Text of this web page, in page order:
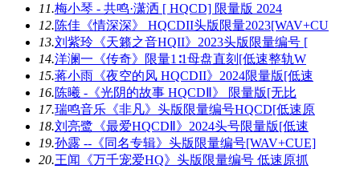
11.梅小琴 - 共鸣·潇洒 [ HQCD] 限量版 2024
12.陈佳《情深深》 HQCDII头版限量2023[WAV+CU
13.刘紫玲《天籁之音HQII》2023头版限量编号 [
14.洋澜一《传奇》限量1∶1母盘直刻[低速整轨W
15.蒋小雨《夜空的风 HQCDII》2024限量版[低速
16.陈曦 -《光阴的故事 HQCDⅡ》 限量版[无比
17.瑞鸣音乐《非凡》头版限量编号HQCD[低速原
18.刘亮鹭《最爱HQCDⅡ》2024头号限量版[低速
19.孙露 --《同名专辑》头版限量编号[WAV+CUE]
20.王闻《万千宠爱HQ》头版限量编号 低速原抓